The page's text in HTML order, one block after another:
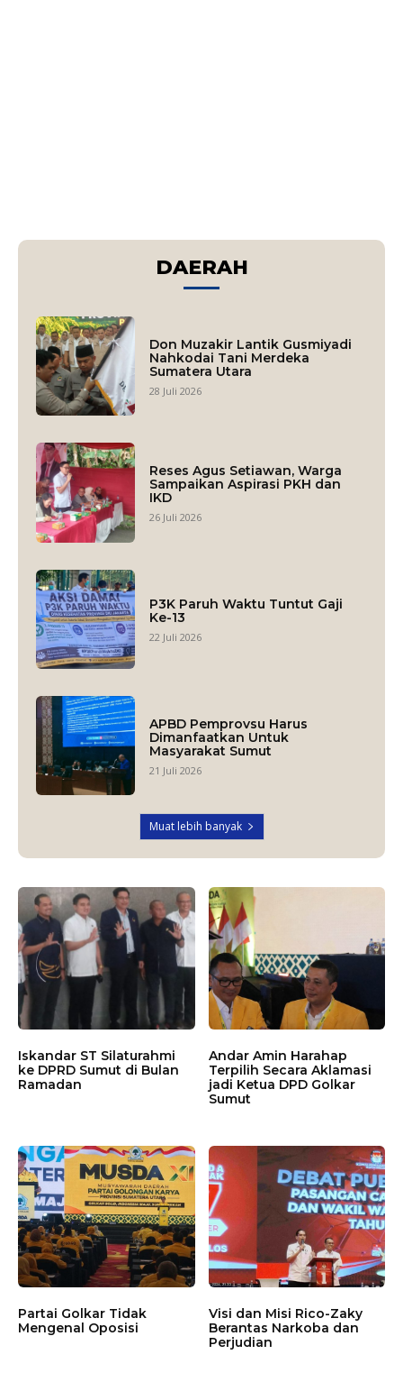
DAERAH
Don Muzakir Lantik Gusmiyadi
Nahkodai Tani Merdeka
Sumatera Utara
28 Juli 2026
Reses Agus Setiawan, Warga
Sampaikan Aspirasi PKH dan
IKD
26 Juli 2026
P3K Paruh Waktu Tuntut Gaji
Ke-13
22 Juli 2026
APBD Pemprovsu Harus
Dimanfaatkan Untuk
Masyarakat Sumut
21 Juli 2026
Muat lebih banyak
Iskandar ST Silaturahmi
ke DPRD Sumut di Bulan
Ramadan
Andar Amin Harahap
Terpilih Secara Aklamasi
jadi Ketua DPD Golkar
Sumut
Partai Golkar Tidak
Mengenal Oposisi
Visi dan Misi Rico-Zaky
Berantas Narkoba dan
Perjudian